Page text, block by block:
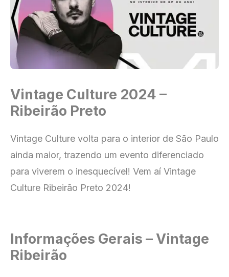
Vintage Culture 2024 –
Ribeirão Preto
Vintage Culture volta para o interior de São Paulo
ainda maior, trazendo um evento diferenciado
para viverem o inesquecível! Vem aí Vintage
Culture Ribeirão Preto 2024!
Informações Gerais – Vintage
Ribeirão